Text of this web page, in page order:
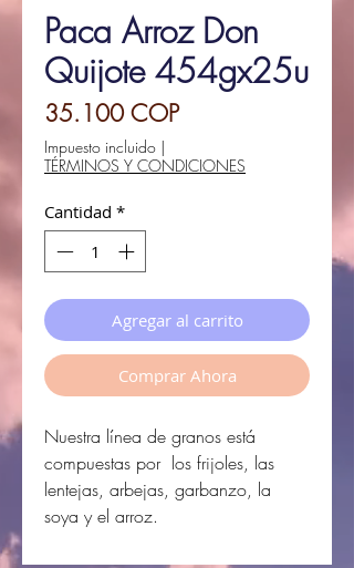
Paca Arroz Don
Quijote 454gx25u
35.100 COPPrecio
Impuesto incluido |
TÉRMINOS Y CONDICIONES
Cantidad *
Agregar al carrito
Comprar Ahora
Nuestra línea de granos está
compuestas por los frijoles, las
lentejas, arbejas, garbanzo, la
soya y el arroz.